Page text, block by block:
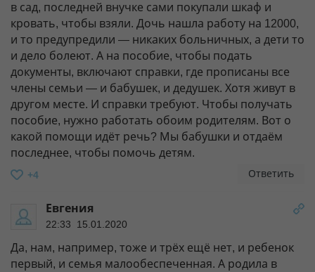
в сад, последней внучке сами покупали шкаф и
кровать, чтобы взяли. Дочь нашла работу на 12000,
и то предупредили — никаких больничных, а дети то
и дело болеют. А на пособие, чтобы подать
документы, включают справки, где прописаны все
члены семьи — и бабушек, и дедушек. Хотя живут в
другом месте. И справки требуют. Чтобы получать
пособие, нужно работать обоим родителям. Вот о
какой помощи идёт речь? Мы бабушки и отдаём
последнее, чтобы помочь детям.
+4 Ответить
Евгения
22:33 15.01.2020
Да, нам, например, тоже и трёх ещё нет, и ребенок
первый, и семья малообеспеченная. А родила в